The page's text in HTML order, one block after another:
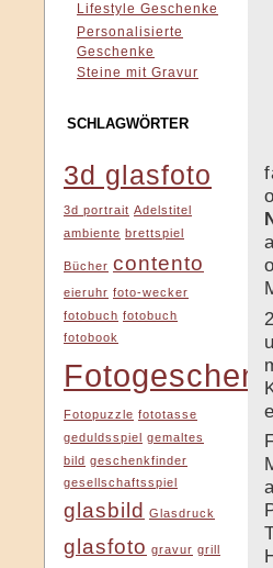
Lifestyle Geschenke
Personalisierte
Geschenke
Steine mit Gravur
SCHLAGWÖRTER
3d glasfoto
3d portrait Adelstitel
ambiente brettspiel
Bücher contento
eieruhr foto-wecker
fotobuch fotobuch
fotobook
Fotopuzzle fototasse
geduldsspiel gemaltes
bild geschenkfinder
gesellschaftsspiel
glasbild Glasdruck
glasfoto gravur grill